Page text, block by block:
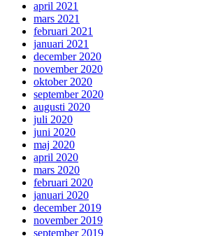
april 2021
mars 2021
februari 2021
januari 2021
december 2020
november 2020
oktober 2020
september 2020
augusti 2020
juli 2020
juni 2020
maj 2020
april 2020
mars 2020
februari 2020
januari 2020
december 2019
november 2019
september 2019